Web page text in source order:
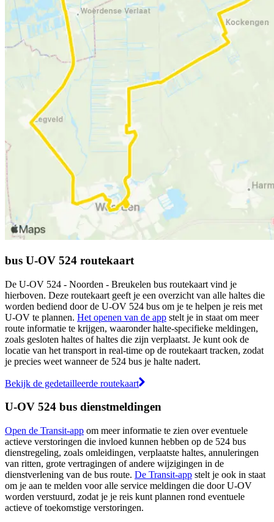
bus U-OV 524 routekaart
De U-OV 524 - Noorden - Breukelen bus routekaart vind je
hierboven. Deze routekaart geeft je een overzicht van alle haltes die
worden bediend door de U-OV 524 bus om je te helpen je reis met
U-OV te plannen. Het openen van de app stelt je in staat om meer
route informatie te krijgen, waaronder halte-specifieke meldingen,
zoals gesloten haltes of haltes die zijn verplaatst. Je kunt ook de
locatie van het transport in real-time op de routekaart tracken, zodat
je precies weet wanneer de 524 bus je halte nadert.
Bekijk de gedetailleerde routekaart
U-OV 524 bus dienstmeldingen
Open de Transit-app om meer informatie te zien over eventuele
actieve verstoringen die invloed kunnen hebben op de 524 bus
dienstregeling, zoals omleidingen, verplaatste haltes, annuleringen
van ritten, grote vertragingen of andere wijzigingen in de
dienstverlening van de bus route. De Transit-app stelt je ook in staat
om je aan te melden voor alle service meldingen die door U-OV
worden verstuurd, zodat je je reis kunt plannen rond eventuele
actieve of toekomstige verstoringen.